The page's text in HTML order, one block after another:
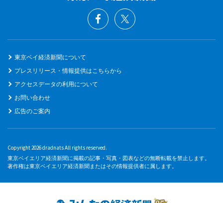
東京ベイ経済新聞について
プレスリリース・情報提供はこちらから
アクセスデータの利用について
お問い合わせ
広告のご案内
Copyright 2026 dradnats All rights reserved.
東京ベイエリア経済新聞に掲載の記事・写真・図表などの無断転載を禁止します。
著作権は東京ベイエリア経済新聞またはその情報提供者に属します。